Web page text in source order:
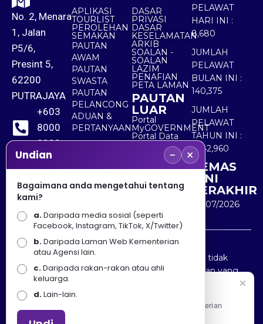
No. 2, Menara
1, Jalan
P5/6,
Presint 5,
62200
PUTRAJAYA
+603
8000
8000
+603
8891
7100
APLIKASI
TOURLIST
PEROLEHAN
SEMAKAN
PAUTAN
AWAM
PAUTAN
SWASTA
PAUTAN
PELANCONG
ADUAN &
PERTANYAAN
DASAR
PRIVASI
DASAR
KESELAMATAN
ARKIB
SOALAN -
SOALAN
LAZIM
PENAFIAN
PETA LAMAN
PAUTAN
LUAR
Portal
MyGOVERNMENT
Portal Data
Terbuka
Sektor Awam
PELAWAT
HARI INI :
8,680
JUMLAH
PELAWAT
BULAN INI :
140,375
JUMLAH
PELAWAT
TAHUN INI :
5,542,960
KEMAS
KINI
TERAKHIR
30/07/2026
Penafian : Kerajaan Malaysia dan Kementerian
Pelancongan Seni dan Budaya (MOTAC) adalah tidak
bertanggungjawab atas kehilangan atau kerugian yang
disebabkan oleh penggunaan mana-mana maklumat
yang diperolehi dari portal ini.
Undian − ×
Bagaimana anda mengetahui tentang
kami?
a.Daripada media sosial (seperti
Facebook, Instagram, TikTok, X/Twitter)
b.Daripada Laman Web Kementerian
atau Agensi lain.
c.Daripada rakan-rakan atau ahli
keluarga.
d.Lain-lain.
Apa Khabar! Selamat datang ke Portal Rasmi Kementerian
Pelancongan, Seni dan Budaya